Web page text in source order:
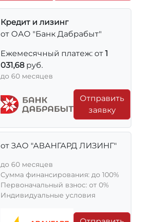
Кредит и лизинг
от ОАО "Банк Дабрабыт"
Ежемесячный платеж: от 1
031,68 руб.
до 60 месяцев
Отправить
заявку
от ЗАО "АВАНГАРД ЛИЗИНГ"
до 60 месяцев
Сумма финансирования: до 100%
Первоначальный взнос: от 0%
Индивидуальные условия